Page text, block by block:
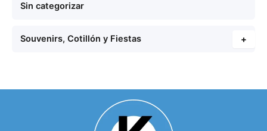
Sin categorizar
Souvenirs, Cotillón y Fiestas +